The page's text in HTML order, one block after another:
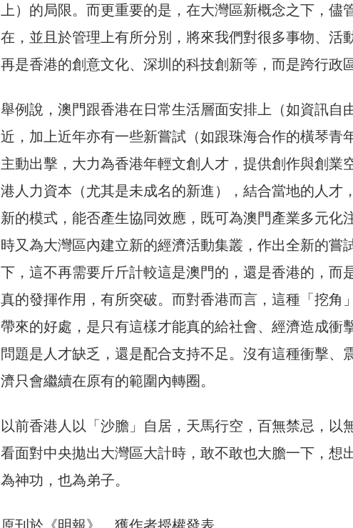
上）的局限。而更重要的是，在大灣區新概念之下，儘
在，並且於管理上有所分別，將來我們對很多事物、活
再是香港的創意文化、深圳的科技創新等，而是跨行政
舉例說，澳門跟香港在日常生活層面安排上（如資訊自
近，加上近年亦有一些新嘗試（如跟珠海合作的橫琴青
主動出擊，大力為香港年輕文創人才，提供創作與創業
港人力資本（尤其是未成名的新進），結合當地的人才
新的模式，能否產生協同效應，既可為澳門產業多元化
時又為大灣區內建立新的經濟活動集叢，作出全新的嘗
下，這不再需要斤斤計較這是澳門的，還是香港的，而
真的發揮作用，有所突破。而對香港而言，這種「挖角
帶來的好處，是只有這樣才能真的給社會、經濟造成衝
問題是人才缺乏，還是配合支持不足。沒有這種衝擊、
濟只會繼續在原有的範圍內轉圈。
以前香港人以「沙膽」自居，天馬行空，百無禁忌，以
看面對中央拋出大灣區大計時，敢不敢也大膽一下，想
為神功，也為弟子。